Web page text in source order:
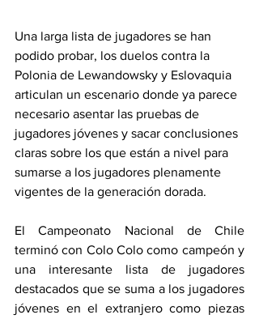
Una larga lista de jugadores se han
podido probar, los duelos contra la
Polonia de Lewandowsky y Eslovaquia
articulan un escenario donde ya parece
necesario asentar las pruebas de
jugadores jóvenes y sacar conclusiones
claras sobre los que están a nivel para
sumarse a los jugadores plenamente
vigentes de la generación dorada.
El Campeonato Nacional de Chile
terminó con Colo Colo como campeón y
una interesante lista de jugadores
destacados que se suma a los jugadores
jóvenes en el extranjero como piezas